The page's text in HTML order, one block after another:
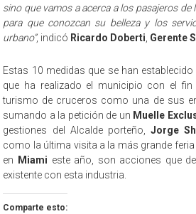
sino que vamos a acerca a los pasajeros de
para que conozcan su belleza y los
urbano”, indicó Ricardo Doberti, Gerente
Estas 10 medidas que se han
que ha realizado el municipio con el
turismo de cruceros como una de sus
sumando a la petición de un Muelle
gestiones del Alcalde porteño, Jorge
como la última visita a la más grande
en
Miami este año, son acciones que
existente con esta industria.
Comparte esto: